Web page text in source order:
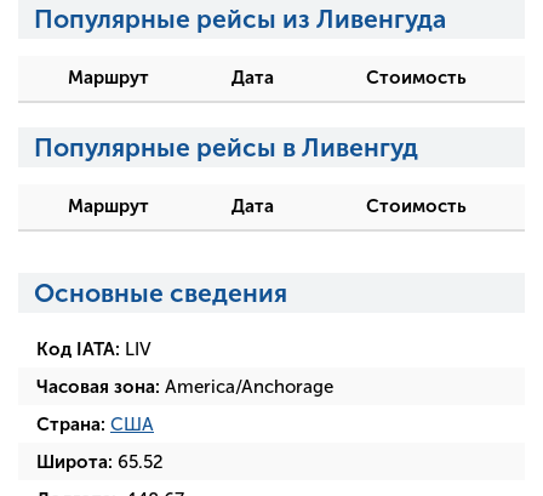
Популярные рейсы из Ливенгуда
Маршрут Дата Стоимость
Популярные рейсы в Ливенгуд
Маршрут Дата Стоимость
Основные сведения
Код IATA: LIV
Часовая зона: America/Anchorage
Страна: США
Широта: 65.52